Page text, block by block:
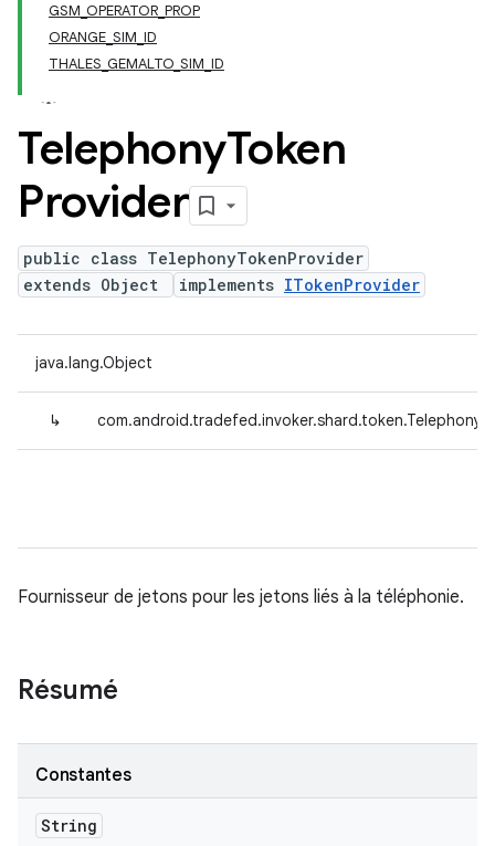
GSM_OPERATOR_PROP
ORANGE_SIM_ID
THALES_GEMALTO_SIM_ID
TelephonyToken
Provider
public class TelephonyTokenProvider
extends Object
implements ITokenProvider
java.lang.Object
↳
Fournisseur de jetons pour les jetons liés à la téléphonie.
Résumé
Constantes
String